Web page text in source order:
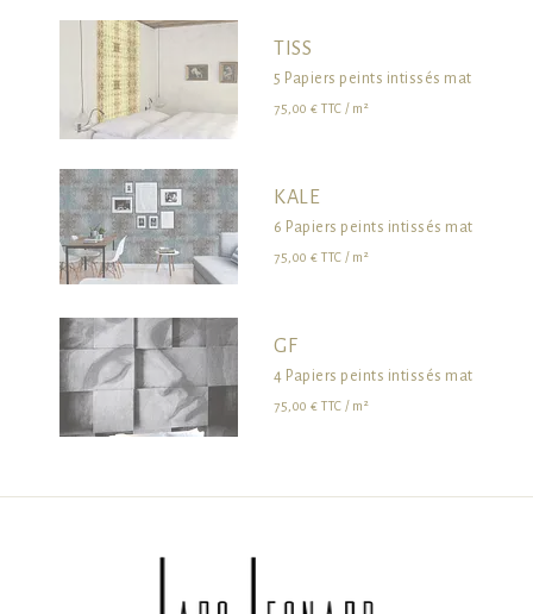
TISS
5 Papiers peints intissés mat 195g
75,00 € TTC / m²
KALE
6 Papiers peints intissés mat 195g
75,00 € TTC / m²
GF
4 Papiers peints intissés mat 195g
75,00 € TTC / m²